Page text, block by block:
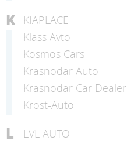
K
KIAPLACE
Klass Avto
Kosmos Cars
Krasnodar Auto
Krasnodar Car Dealer
Krost-Auto
L LVL AUTO